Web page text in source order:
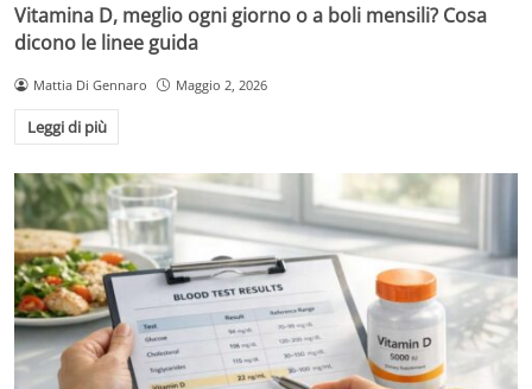
Vitamina D, meglio ogni giorno o a boli mensili? Cosa
dicono le linee guida
Mattia Di Gennaro Maggio 2, 2026
Leggi di più